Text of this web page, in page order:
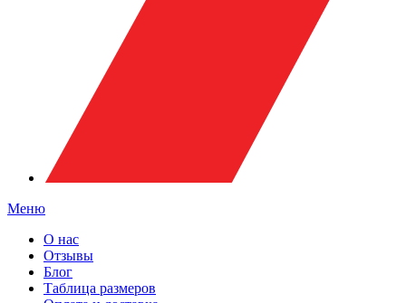
Меню
О нас
Отзывы
Блог
Таблица размеров